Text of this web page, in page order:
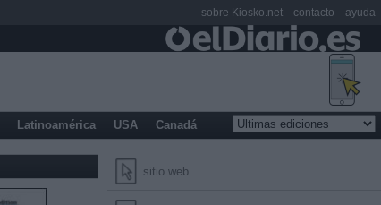
Latinoamérica USA Canadá
sitio web
sobre Kiosko.net contacto ayuda